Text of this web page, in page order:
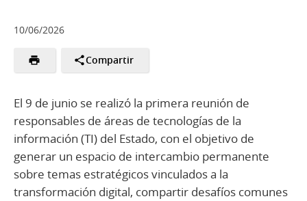
10/06/2026
Compartir
El 9 de junio se realizó la primera reunión de
responsables de áreas de tecnologías de la
información (TI) del Estado, con el objetivo de
generar un espacio de intercambio permanente
sobre temas estratégicos vinculados a la
transformación digital, compartir desafíos comunes